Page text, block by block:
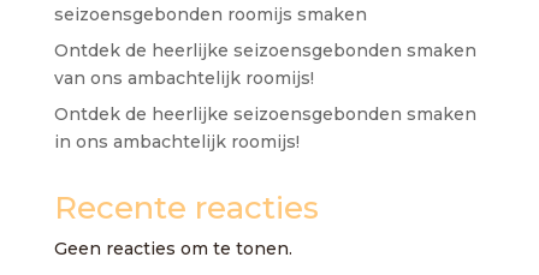
seizoensgebonden roomijs smaken
Ontdek de heerlijke seizoensgebonden smaken
van ons ambachtelijk roomijs!
Ontdek de heerlijke seizoensgebonden smaken
in ons ambachtelijk roomijs!
Recente reacties
Geen reacties om te tonen.